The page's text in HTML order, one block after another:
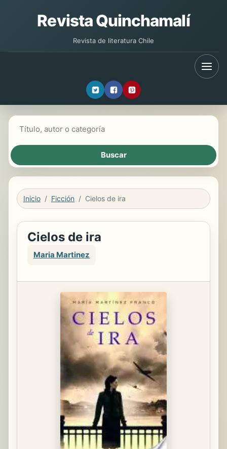
Revista Quinchamalí
Revista de literatura Chile
Inicio Ficción Cielos de ira
Cielos de ira
Maria Martinez